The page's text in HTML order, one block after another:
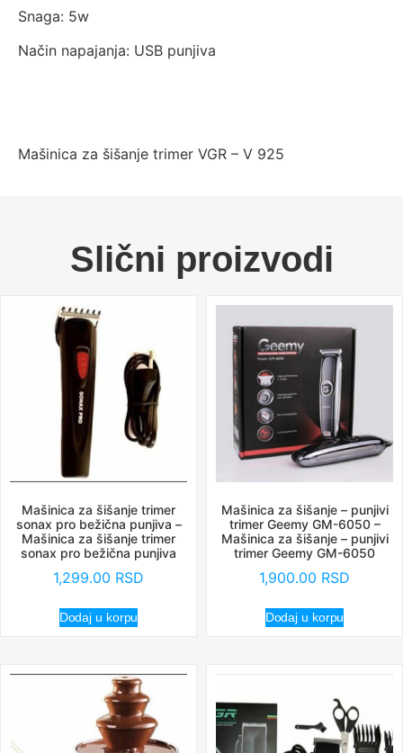
Snaga: 5w
Način napajanja: USB punjiva
Mašinica za šišanje trimer VGR – V 925
Slični proizvodi
Mašinica za šišanje trimer
sonax pro bežična punjiva –
Mašinica za šišanje trimer
sonax pro bežična punjiva
1,299.00 RSD
Dodaj u korpu
Mašinica za šišanje – punjivi
trimer Geemy GM-6050 –
Mašinica za šišanje – punjivi
trimer Geemy GM-6050
1,900.00 RSD
Dodaj u korpu